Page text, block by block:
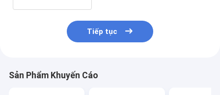
Tiếp tục
Sản Phẩm Khuyến Cáo